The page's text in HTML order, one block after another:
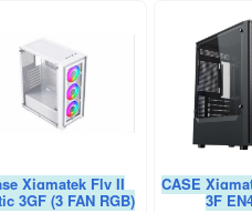
Xigmatek Fly II
3GF (3 FAN RGB)
CASE
3F